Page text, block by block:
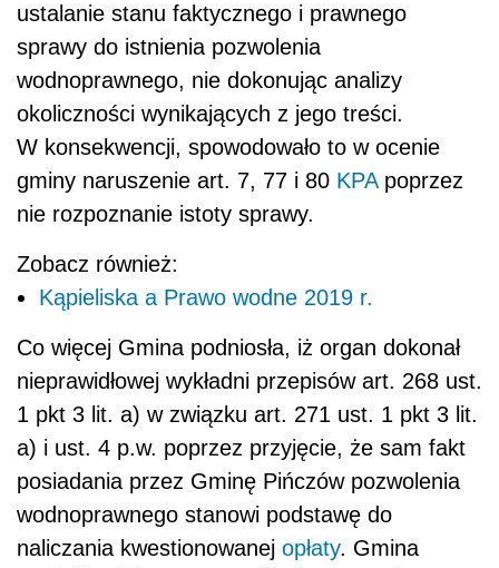
ustalanie stanu faktycznego i prawnego
sprawy do istnienia pozwolenia
wodnoprawnego, nie dokonując analizy
okoliczności wynikających z jego treści.
W konsekwencji, spowodowało to w ocenie
gminy naruszenie art. 7, 77 i 80 KPApoprzez
nie rozpoznanie istoty sprawy.
Zobacz również:
Kąpieliska a Prawo wodne 2019 r.
Co więcej Gmina podniosła, iż organ dokonał
nieprawidłowej wykładni przepisów art. 268 ust.
1 pkt 3 lit. a) w związku art. 271 ust. 1 pkt 3 lit.
a) i ust. 4 p.w. poprzez przyjęcie, że sam fakt
posiadania przez Gminę Pińczów pozwolenia
wodnoprawnego stanowi podstawę do
naliczania kwestionowanej opłaty. Gmina